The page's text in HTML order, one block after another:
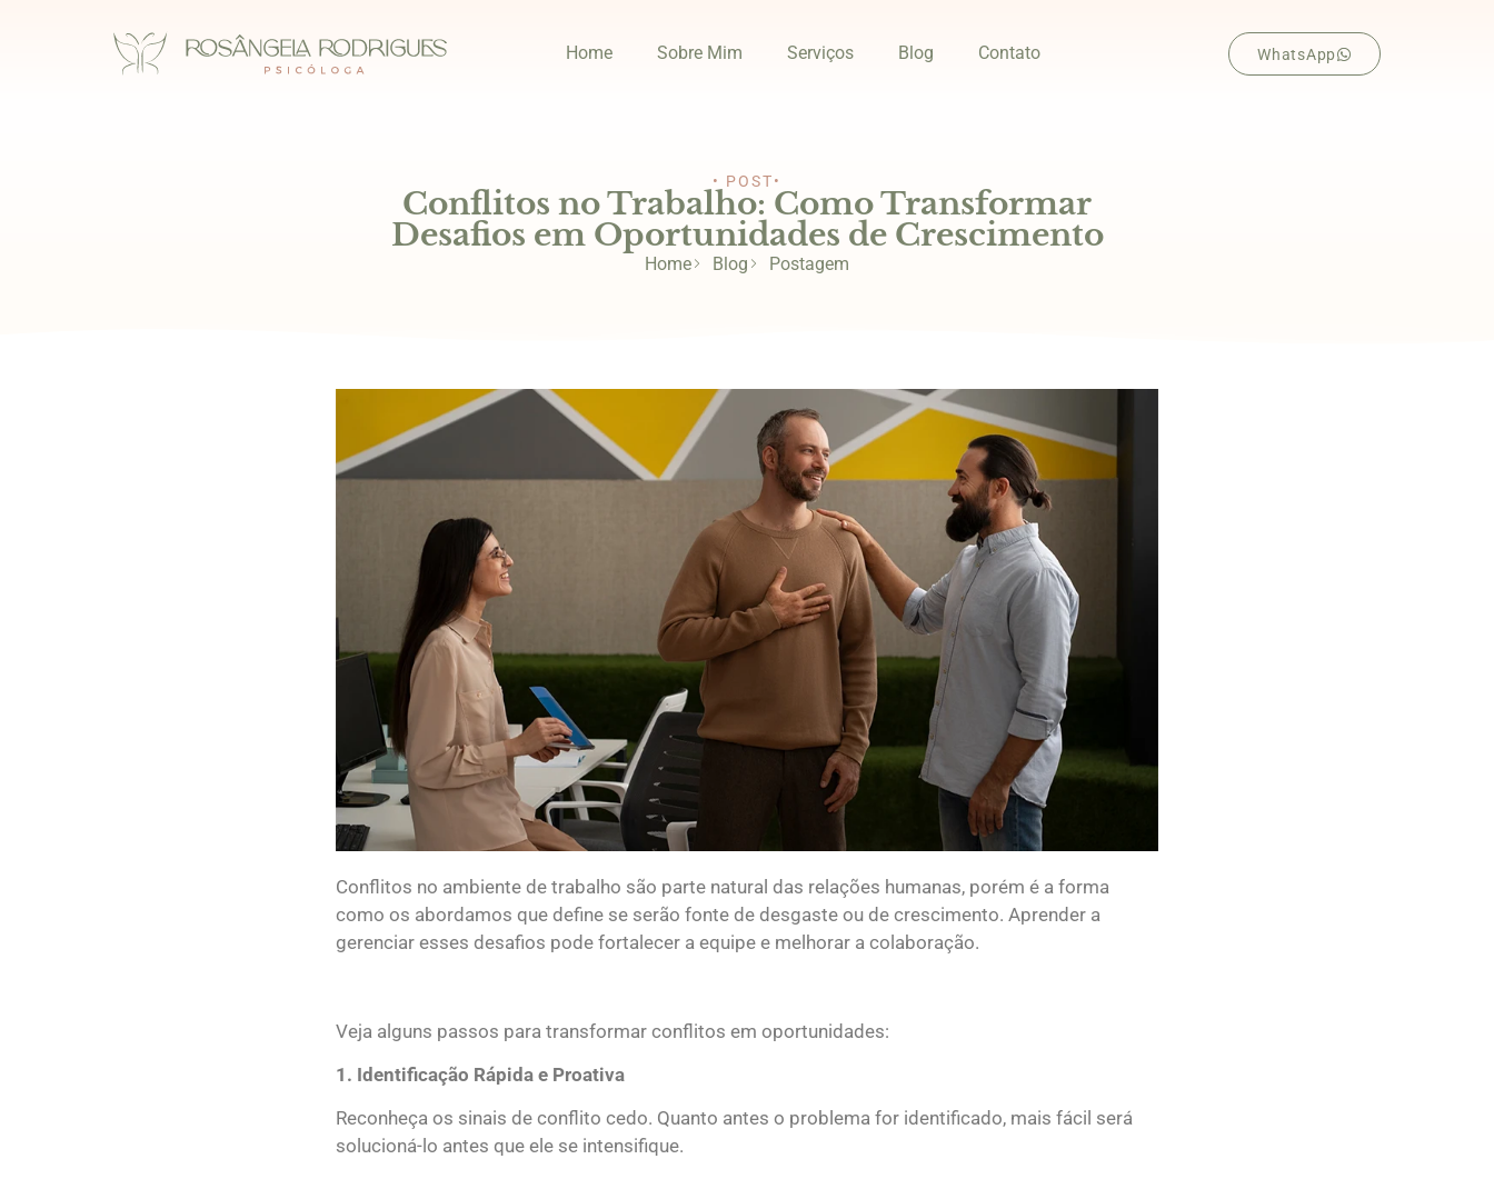
Home Sobre Mim Serviços Blog Contato WhatsApp
• POST•
Conflitos no Trabalho: Como Transformar
Desafios em Oportunidades de Crescimento
Home Blog Postagem
Conflitos no ambiente de trabalho são parte natural das relações humanas, porém é a forma
como os abordamos que define se serão fonte de desgaste ou de crescimento. Aprender a
gerenciar esses desafios pode fortalecer a equipe e melhorar a colaboração.
Veja alguns passos para transformar conflitos em oportunidades:
1.⁠ ⁠Identificação Rápida e Proativa
Reconheça os sinais de conflito cedo. Quanto antes o problema for identificado, mais fácil será
solucioná-lo antes que ele se intensifique.